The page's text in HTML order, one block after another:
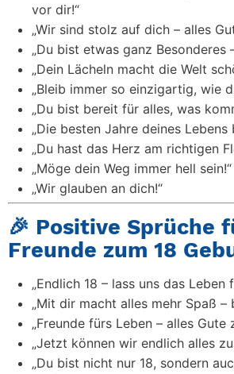
vor dir!“
„Wir sind stolz auf dich – alles
„Du bist etwas ganz Besonderes
„Dein Lächeln macht die Welt
„Bleib immer so einzigartig, wie
„Du bist bereit für alles, was
„Die besten Jahre deines Lebens
„Du hast das Herz am richtigen
„Möge dein Weg immer hell sein!“
„Wir glauben an dich!“
🎉 Positive Sprüche
Freunde zum 18
„Endlich 18 – lass uns das Leben
„Mit dir macht alles mehr Spaß –
„Freunde fürs Leben – alles Gute
„Jetzt können wir endlich alles
„Du bist nicht nur 18, sondern